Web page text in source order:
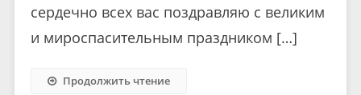
сердечно всех вас поздравляю с великим
и мироспасительным праздником […]
Продолжить чтение